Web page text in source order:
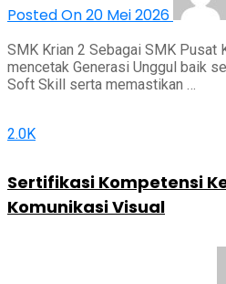
Posted On 20 Mei 2026
SMK Krian 2 Sebagai SMK Pusat
mencetak Generasi Unggul baik
Soft Skill serta memastikan …
2.0K
Sertifikasi Kompetensi
Komunikasi Visual